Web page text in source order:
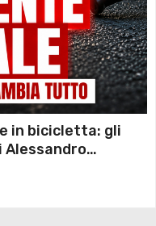
in bicicletta: gli